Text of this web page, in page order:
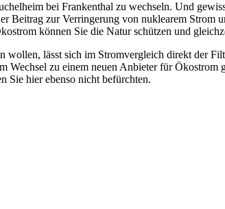
bei Frankenthal zu wechseln. Und
Beitrag zur Verringerung von nuklearem Strom
können Sie die Natur schützen und
lässt sich im Stromvergleich direkt der
Wechsel zu einem neuen Anbieter für
Sie hier ebenso nicht befürchten.